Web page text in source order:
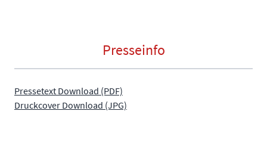
Presseinfo
Pressetext Download (PDF)
Druckcover Download (JPG)